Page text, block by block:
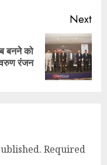
Next
बननेे को
रंजन
Required